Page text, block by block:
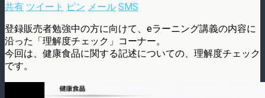
共有 ツイート ピン メール SMS
登録販売者勉強中の方に向けて、eラーニング講義の内容に
沿った「理解度チェック」コーナー。
今回は、健康食品に関する記述についての、理解度チェック
です。